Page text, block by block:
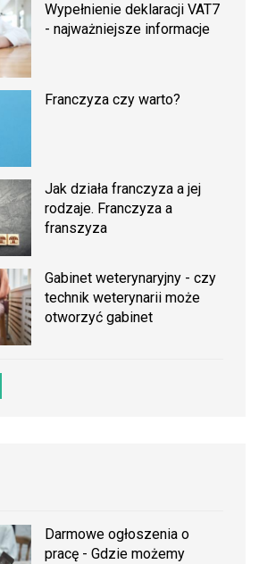
Wypełnienie deklaracji VAT7
- najważniejsze informacje
Franczyza czy warto?
Jak działa franczyza a jej
rodzaje. Franczyza a
franszyza
Gabinet weterynaryjny - czy
technik weterynarii może
otworzyć gabinet
Darmowe ogłoszenia o
pracę - Gdzie możemy